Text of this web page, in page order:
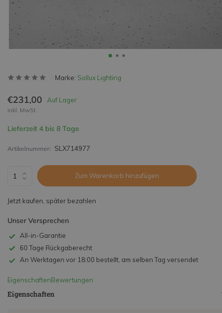
Marke: Sollux Lighting
€231,00 Auf Lager
inkl. MwSt.
Lieferzeit 4 bis 8 Tage
Artikelnummer: SLX714977
Zum Warenkorb hinzufügen
Jetzt kaufen, später bezahlen
Unser Versprechen
All-in-Garantie
60 Tage Rückgaberecht
An Werktagen vor 18:00 bestellt, am selben Tag versendet
EigenschaftenBewertungen
Eigenschaften